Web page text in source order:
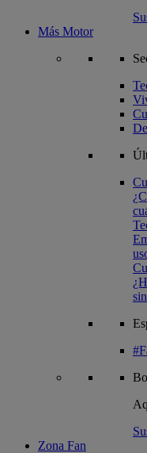
Más Motor
Zona Fan